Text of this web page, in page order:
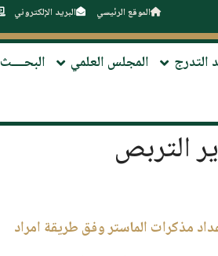
الموقع الرئيسي البريد الإلكتروني
التدرج المجلس العلمي البحــــث
التربص
مذكرات الماستر وفق طريقة امراد